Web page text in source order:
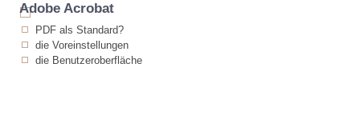
Adobe Acrobat
PDF als Standard?
die Voreinstellungen
die Benutzeroberfläche